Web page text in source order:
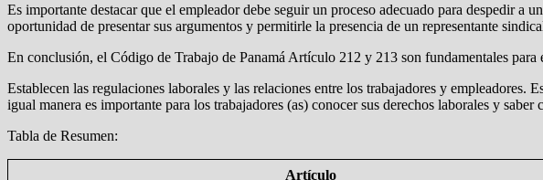
Es importante destacar que el empleador debe seguir un proceso adecuado para despedir
oportunidad de presentar sus argumentos y permitirle la presencia de un representante
En conclusión, el Código de Trabajo de Panamá Artículo 212 y 213 son fundamentales para
Establecen las regulaciones laborales y las relaciones entre los trabajadores y
igual manera es importante para los trabajadores (as) conocer sus derechos laborales y
Tabla de Resumen:
Artículo